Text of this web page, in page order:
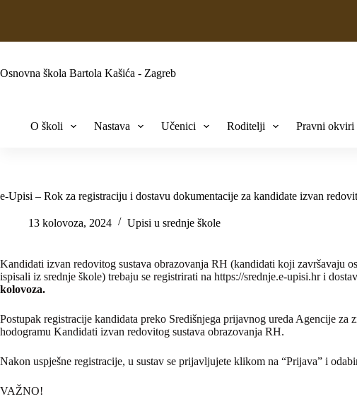
Osnovna škola Bartola Kašića - Zagreb
O školi Nastava Učenici Roditelji Pravni okviri
e-Upisi – Rok za registraciju i dostavu dokumentacije za kandidate izvan
13 kolovoza, 2024 Upisi u srednje škole
Kandidati izvan redovitog sustava obrazovanja RH (kandidati koji završavaju
ispisali iz srednje škole) trebaju se registrirati na https://srednje.e-upisi.hr i
kolovoza.
Postupak registracije kandidata preko Središnjega prijavnog ureda Agencije za
hodogramu Kandidati izvan redovitog sustava obrazovanja RH.
Nakon uspješne registracije, u sustav se prijavljujete klikom na “Prijava” i
VAŽNO!